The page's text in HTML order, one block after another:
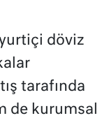
döviz
tarafında
de kurumsal